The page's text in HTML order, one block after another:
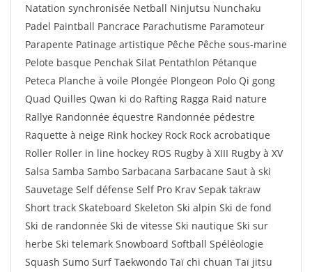
Natation synchronisée Netball Ninjutsu Nunchaku
Padel Paintball Pancrace Parachutisme Paramoteur
Parapente Patinage artistique Pêche Pêche sous-marine
Pelote basque Penchak Silat Pentathlon Pétanque
Peteca Planche à voile Plongée Plongeon Polo Qi gong
Quad Quilles Qwan ki do Rafting Ragga Raid nature
Rallye Randonnée équestre Randonnée pédestre
Raquette à neige Rink hockey Rock Rock acrobatique
Roller Roller in line hockey ROS Rugby à XIII Rugby à XV
Salsa Samba Sambo Sarbacana Sarbacane Saut à ski
Sauvetage Self défense Self Pro Krav Sepak takraw
Short track Skateboard Skeleton Ski alpin Ski de fond
Ski de randonnée Ski de vitesse Ski nautique Ski sur
herbe Ski telemark Snowboard Softball Spéléologie
Squash Sumo Surf Taekwondo Taï chi chuan Taï jitsu